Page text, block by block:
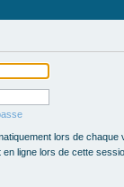
lors de chaque
en ligne lors de cette